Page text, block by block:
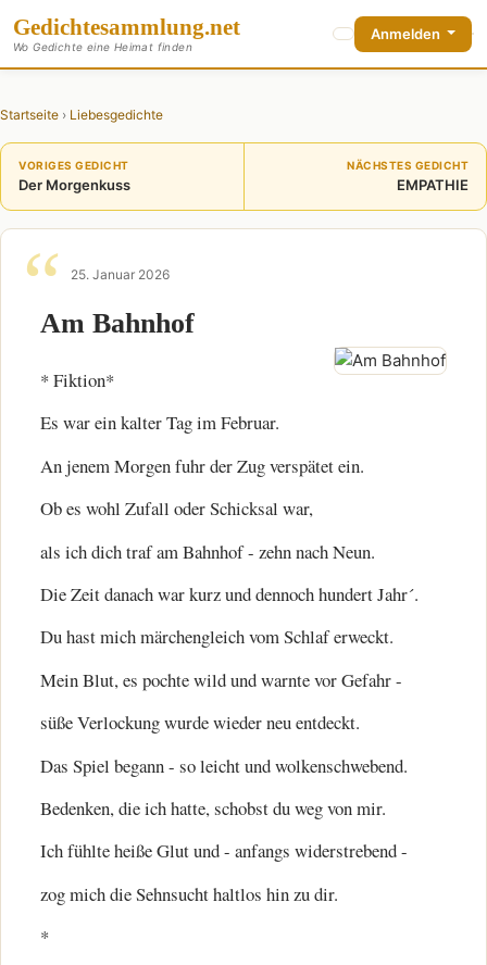
Gedichtesammlung.net
Wo Gedichte eine Heimat finden
Anmelden
Startseite › Liebesgedichte
VORIGES GEDICHT
Der Morgenkuss
NÄCHSTES GEDICHT
EMPATHIE
25. Januar 2026
Am Bahnhof
* Fiktion*
Es war ein kalter Tag im Februar.
An jenem Morgen fuhr der Zug verspätet ein.
Ob es wohl Zufall oder Schicksal war,
als ich dich traf am Bahnhof - zehn nach Neun.
Die Zeit danach war kurz und dennoch hundert Jahr´.
Du hast mich märchengleich vom Schlaf erweckt.
Mein Blut, es pochte wild und warnte vor Gefahr -
süße Verlockung wurde wieder neu entdeckt.
Das Spiel begann - so leicht und wolkenschwebend.
Bedenken, die ich hatte, schobst du weg von mir.
Ich fühlte heiße Glut und - anfangs widerstrebend -
zog mich die Sehnsucht haltlos hin zu dir.
*